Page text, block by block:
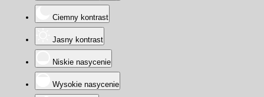
Ciemny kontrast
Jasny kontrast
Niskie nasycenie
Wysokie nasycenie